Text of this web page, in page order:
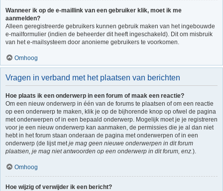
Wanneer ik op de e-maillink van een gebruiker klik, moet ik me
aanmelden?
Alleen geregistreerde gebruikers kunnen gebruik maken van het ingebouwde
e-mailformulier (indien de beheerder dit heeft ingeschakeld). Dit om misbruik
van het e-mailsysteem door anonieme gebruikers te voorkomen.
Omhoog
Vragen in verband met het plaatsen van berichten
Hoe plaats ik een onderwerp in een forum of maak een reactie?
Om een nieuw onderwerp in één van de forums te plaatsen of om een reactie
op een onderwerp te maken, klik je op de bijhorende knop op ofwel de pagina
met onderwerpen of in een bepaald onderwerp. Mogelijk moet je je registreren
voor je een nieuw onderwerp kan aanmaken, de permissies die je al dan niet
hebt in het forum staan onderaan de pagina met onderwerpen of in een
onderwerp (de lijst metje mag geen nieuwe onderwerpen in dit forum
plaatsen, je mag niet antwoorden op een onderwerp in dit forum, enz.).
Omhoog
Hoe wijzig of verwijder ik een bericht?